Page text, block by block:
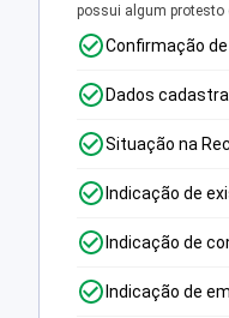
possui algum protesto
Confirmação
Dados
Situação na
Indicação de
Indicação de
Indicação de